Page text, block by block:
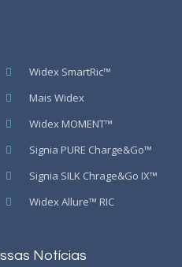
Widex SmartRic™
Mais Widex
Widex MOMENT™
Signia PURE Charge&Go™
Signia SILK Chrage&Go IX™
Widex Allure™ RIC
Notícias